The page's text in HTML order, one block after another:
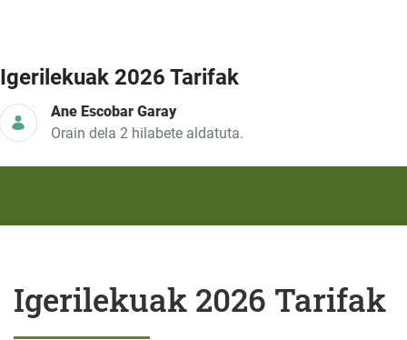
Igerilekuak 2026 Tarifak
Ane Escobar Garay
Orain dela 2 hilabete aldatuta.
Igerilekuak 2026 Tarifak